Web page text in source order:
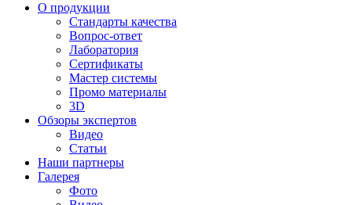
О продукции
Стандарты качества
Вопрос-ответ
Лаборатория
Сертификаты
Мастер системы
Промо материалы
3D
Обзоры экспертов
Видео
Статьи
Наши партнеры
Галерея
Фото